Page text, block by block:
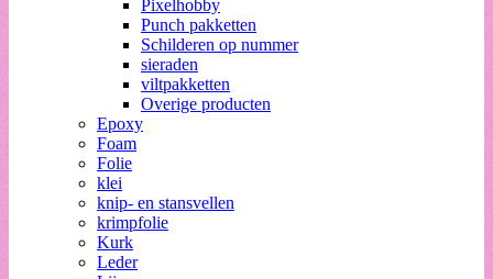
Pixelhobby
Punch pakketten
Schilderen op nummer
sieraden
viltpakketten
Overige producten
Epoxy
Foam
Folie
klei
knip- en stansvellen
krimpfolie
Kurk
Leder